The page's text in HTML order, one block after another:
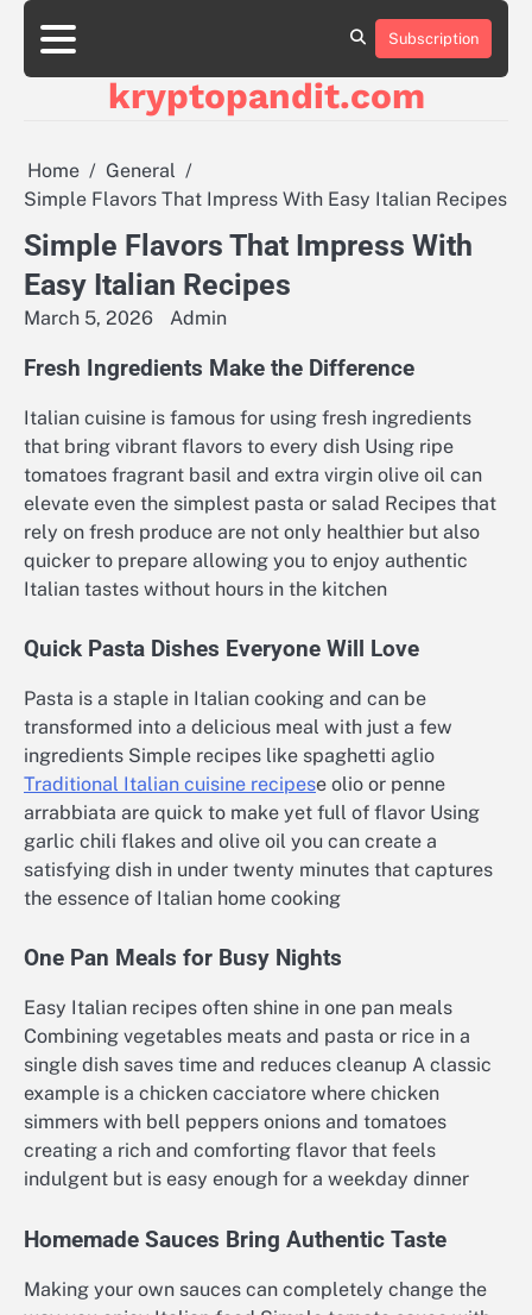
Skip
content
Subscription
kryptopandit.com
Home
General
Simple Flavors That Impress With Easy Italian Recipes
Simple Flavors That Impress With
Easy Italian Recipes
March 5, 2026 Admin
Fresh Ingredients Make the Difference
Italian cuisine is famous for using fresh ingredients
that bring vibrant flavors to every dish Using ripe
tomatoes fragrant basil and extra virgin olive oil can
elevate even the simplest pasta or salad Recipes that
rely on fresh produce are not only healthier but also
quicker to prepare allowing you to enjoy authentic
Italian tastes without hours in the kitchen
Quick Pasta Dishes Everyone Will Love
Pasta is a staple in Italian cooking and can be
transformed into a delicious meal with just a few
ingredients Simple recipes like spaghetti aglio
Traditional Italian cuisine recipese olio or penne
arrabbiata are quick to make yet full of flavor Using
garlic chili flakes and olive oil you can create a
satisfying dish in under twenty minutes that captures
the essence of Italian home cooking
One Pan Meals for Busy Nights
Easy Italian recipes often shine in one pan meals
Combining vegetables meats and pasta or rice in a
single dish saves time and reduces cleanup A classic
example is a chicken cacciatore where chicken
simmers with bell peppers onions and tomatoes
creating a rich and comforting flavor that feels
indulgent but is easy enough for a weekday dinner
Homemade Sauces Bring Authentic Taste
Making your own sauces can completely change the